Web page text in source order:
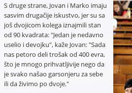
S druge strane, Jovan i Marko imaju
sasvim drugačije iskustvo, jer su sa
još dvojicom kolega iznajmili stan
od 90 kvadrata: "Jedan je nedavno
uselio i devojku", kaže Jovan: "Sada
nas petoro deli trošak od 400 evra,
što je mnogo prihvatljivije nego da
je svako našao garsonjeru za sebe
ili da živimo po dvoje."